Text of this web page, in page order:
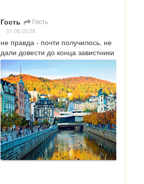
Гость Гость
01.06 03:28
не правда - почти получилось. не
дали довести до конца завистники